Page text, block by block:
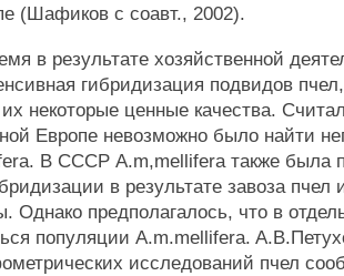
(Шафиков с соавт., 2002).
в результате хозяйственной
гибридизация подвидов
некоторые ценные качества.
Европе невозможно было найти
В СССР A.m,mellifera также была
в результате завоза
Однако предполагалось, что в
популяции A.m.mellifera.
исследований пчел